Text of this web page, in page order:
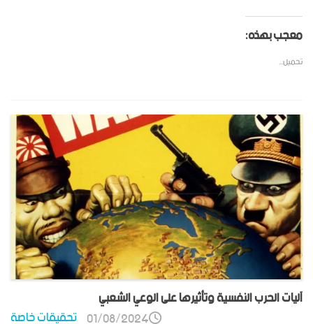
معجب بهذه:
تحميل...
آليات الحرب النفسية وتأثيرها على الوعي الشعبي
تحقيقات خاصة